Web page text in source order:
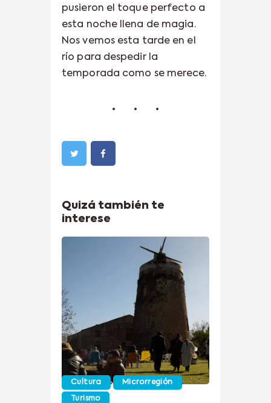
pusieron el toque perfecto a
esta noche llena de magia.
Nos vemos esta tarde en el
río para despedir la
temporada como se merece.
Quizá también te
interese
Cultura Microrregión
Turismo